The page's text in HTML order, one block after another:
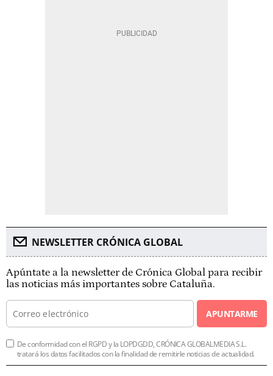
NEWSLETTER CRÓNICA GLOBAL
Apúntate a la newsletter de Crónica Global para recibir
las noticias más importantes sobre Cataluña.
APUNTARME
De conformidad con el RGPD y la LOPDGDD, CRÓNICA GLOBALMEDIA S.L.
tratará los datos facilitados con la finalidad de remitirle noticias de actualidad.